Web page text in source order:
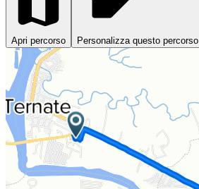
Apri percorso Personalizza questo percorso